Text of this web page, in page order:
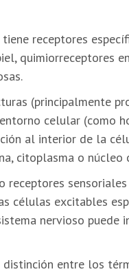
receptores
quimiorreceptores
(principalmente
celular (como
al interior de la
citoplasma o núcleo
receptores
células excitables
nervioso puede
entre los